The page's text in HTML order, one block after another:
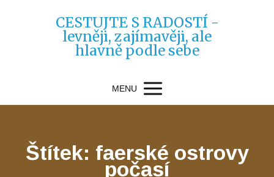
CESTUJTE S RADOSTÍ -
levněji, zajímavěji, ale
hlavně podle sebe
MENU
Štítek: faerské ostrovy
počasí